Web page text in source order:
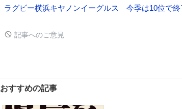
ラグビー横浜キヤノンイーグルス 今季は10位で
記事へのご意見
おすすめの記事